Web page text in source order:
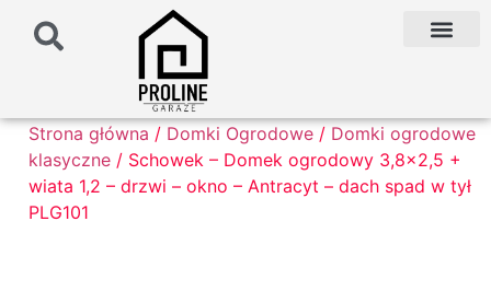
Strona główna / Domki Ogrodowe / Domki ogrodowe
klasyczne / Schowek – Domek ogrodowy 3,8×2,5 +
wiata 1,2 – drzwi – okno – Antracyt – dach spad w tył
PLG101